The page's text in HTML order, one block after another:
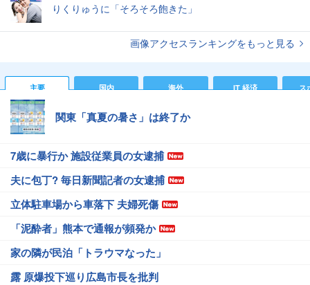
りくりゅうに「そろそろ飽きた」
画像アクセスランキングをもっと見る
主要 国内 海外 IT 経済 ス
関東「真夏の暑さ」は終了か
7歳に暴行か 施設従業員の女逮捕
夫に包丁? 毎日新聞記者の女逮捕
立体駐車場から車落下 夫婦死傷
「泥酔者」熊本で通報が頻発か
家の隣が民泊「トラウマなった」
露 原爆投下巡り広島市長を批判